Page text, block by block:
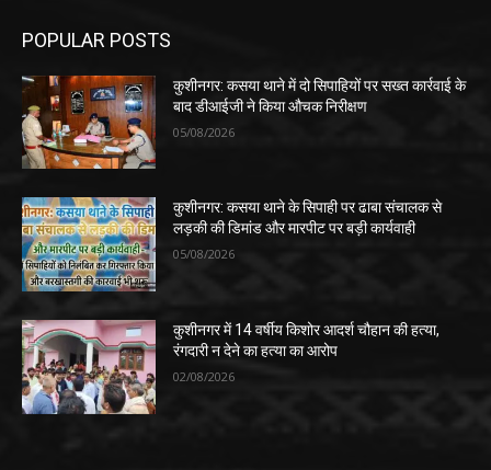
POPULAR POSTS
कुशीनगर: कसया थाने में दो सिपाहियों पर सख्त कार्रवाई के
बाद डीआईजी ने किया औचक निरीक्षण
05/08/2026
कुशीनगर: कसया थाने के सिपाही पर ढाबा संचालक से
लड़की की डिमांड और मारपीट पर बड़ी कार्यवाही
05/08/2026
कुशीनगर में 14 वर्षीय किशोर आदर्श चौहान की हत्या,
रंगदारी न देने का हत्या का आरोप
02/08/2026